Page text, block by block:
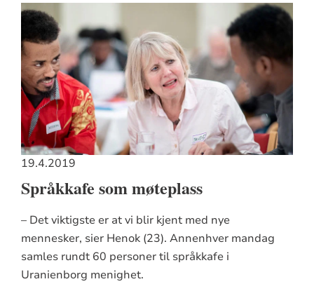
19.4.2019
Språkkafe som møteplass
– Det viktigste er at vi blir kjent med nye
mennesker, sier Henok (23). Annenhver mandag
samles rundt 60 personer til språkkafe i
Uranienborg menighet.